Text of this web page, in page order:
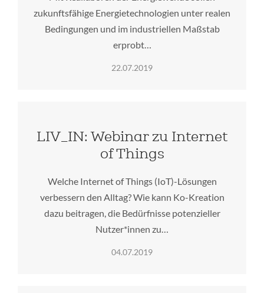
zukunftsfähige Energietechnologien unter realen
Bedingungen und im industriellen Maßstab
erprobt…
22.07.2019
LIV_IN: Webinar zu Internet
of Things
Welche Internet of Things (IoT)-Lösungen
verbessern den Alltag? Wie kann Ko-Kreation
dazu beitragen, die Bedürfnisse potenzieller
Nutzer*innen zu…
04.07.2019